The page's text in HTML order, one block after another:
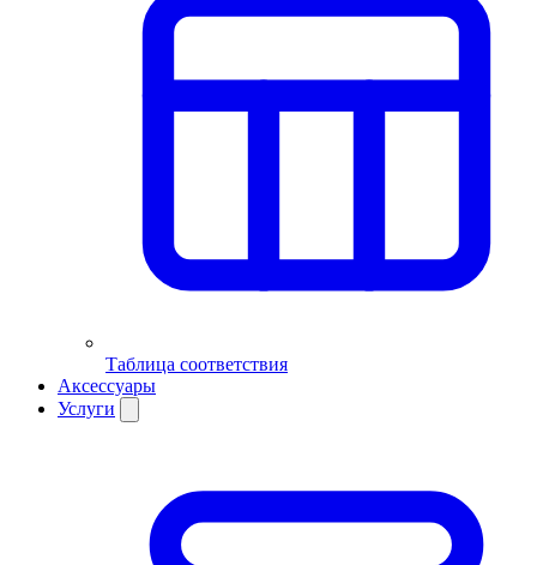
Таблица соответствия
Аксессуары
Услуги